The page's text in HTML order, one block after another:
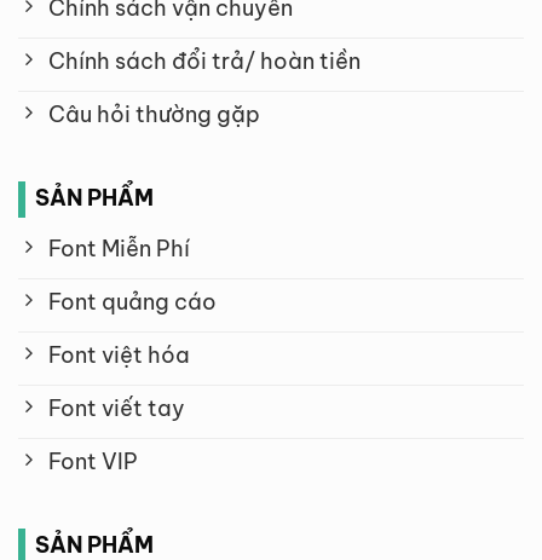
Chính sách vận chuyển
Chính sách đổi trả/ hoàn tiền
Câu hỏi thường gặp
SẢN PHẨM
Font Miễn Phí
Font quảng cáo
Font việt hóa
Font viết tay
Font VIP
SẢN PHẨM